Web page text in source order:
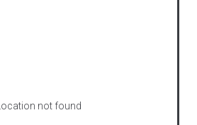
Location not found